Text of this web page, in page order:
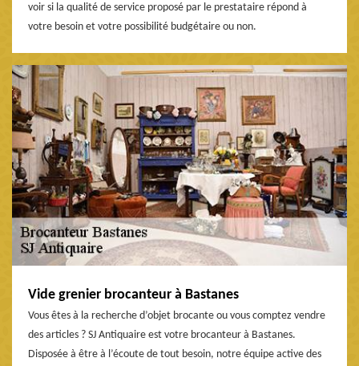
voir si la qualité de service proposé par le prestataire répond à
votre besoin et votre possibilité budgétaire ou non.
Vide grenier brocanteur à Bastanes
Vous êtes à la recherche d’objet brocante ou vous comptez vendre
des articles ? SJ Antiquaire est votre brocanteur à Bastanes.
Disposée à être à l’écoute de tout besoin, notre équipe active des